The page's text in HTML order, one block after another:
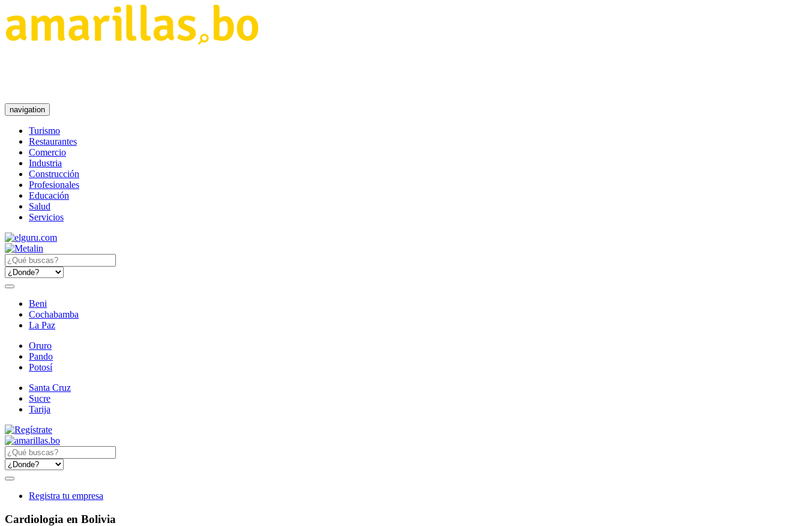
navigation
Turismo
Restaurantes
Comercio
Industria
Construcción
Profesionales
Educación
Salud
Servicios
Beni
Cochabamba
La Paz
Oruro
Pando
Potosí
Santa Cruz
Sucre
Tarija
Registra tu empresa
Cardiologia en Bolivia